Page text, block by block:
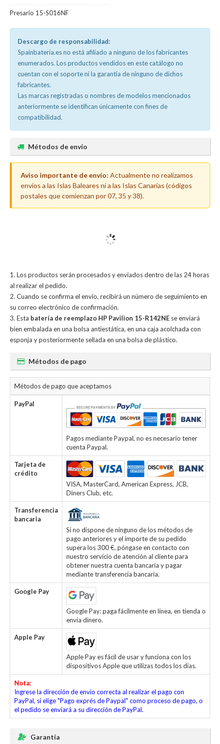
Presario 15-S016NF
Descargo de responsabilidad:
Spainbateria.es no está afiliado a ninguno de los fabricantes
enumerados. Los productos vendidos en este catálogo no
cuentan con el soporte ni la garantía de ninguno de dichos
fabricantes.
Las marcas registradas o nombres de modelos mencionados
anteriormente se identifican únicamente con fines de
compatibilidad.
Métodos de envío
Aviso importante de envío: Actualmente no realizamos
envíos a las Islas Baleares ni a las Islas Canarias (códigos
postales que comienzan por 07, 35 y 38).
Los productos serán procesados y enviados dentro de las 24 horas
al realizar el pedido.
Cuando se confirma el envío, recibirá un número de seguimiento en
su correo electrónico de confirmación.
Esta batería de reemplazo HP Pavilion 15-R142NE se enviará
bien embalada en una bolsa antiestática, en una caja acolchada con
esponja y posteriormente sellada en una bolsa de plástico.
Métodos de pago
Métodos de pago que aceptamos
PayPal
Pagos mediante Paypal, no es necesario tener
cuenta Paypal.
Tarjeta de
crédito
VISA, MasterCard, American Express, JCB,
Diners Club, etc.
Transferencia
bancaria
Si no dispone de ninguno de los métodos de
pago anteriores y el importe de su pedido
supera los 300 €, póngase en contacto con
nuestro servicio de atención al cliente para
obtener nuestra cuenta bancaria y pagar
mediante transferencia bancaria.
Google Pay
Google Pay: paga fácilmente en línea, en tienda o
envía dinero.
Apple Pay
Apple Pay es fácil de usar y funciona con los
dispositivos Apple que utilizas todos los días.
Nota:
Ingrese la dirección de envío correcta al realizar el pago con
PayPal, si elige "Pago exprés de Paypal" como proceso de pago, o
el pedido se enviará a su dirección de PayPal.
Garantía